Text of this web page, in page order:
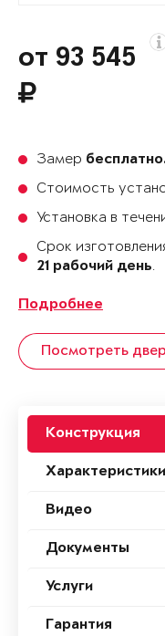
от 93 545
Замер
Стоимость
Установка в
Срок
21 рабочий день.
Подробнее
Посмотреть
Конструкция
Характеристики
Видео
Документы
Услуги
Гарантия